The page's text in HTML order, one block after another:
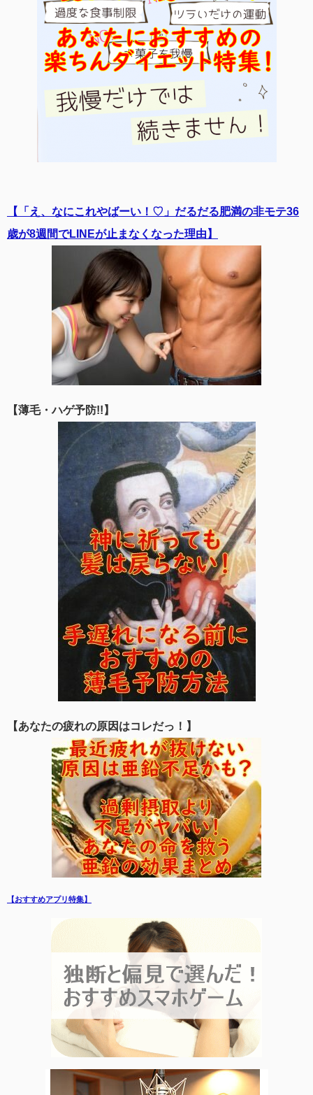
【「え、なにこれやばーい！♡」だるだる肥満の非モテ36
歳が8週間でLINEが止まなくなった理由】
【薄毛・ハゲ予防!!】
【あなたの疲れの原因はコレだっ！】
【おすすめアプリ特集】